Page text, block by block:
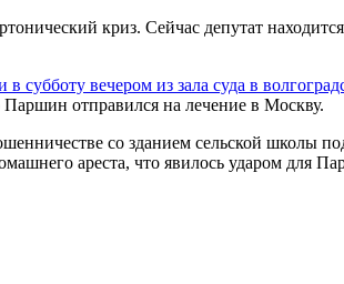
криз. Сейчас депутат
вечером из зала суда в
отправился на лечение в Москву.
со зданием сельской школы
ареста, что явилось ударом для